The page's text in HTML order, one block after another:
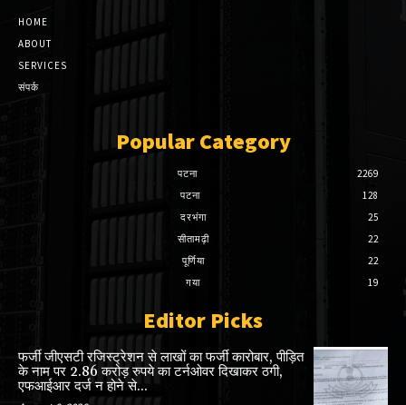
HOME
ABOUT
SERVICES
संपर्क
Popular Category
पटना
2269
पटना
128
दरभंगा
25
सीतामढ़ी
22
पूर्णिया
22
गया
19
Editor Picks
फर्जी जीएसटी रजिस्ट्रेशन से लाखों का फर्जी कारोबार, पीड़ित
के नाम पर 2.86 करोड़ रुपये का टर्नओवर दिखाकर ठगी,
एफआईआर दर्ज न होने से...